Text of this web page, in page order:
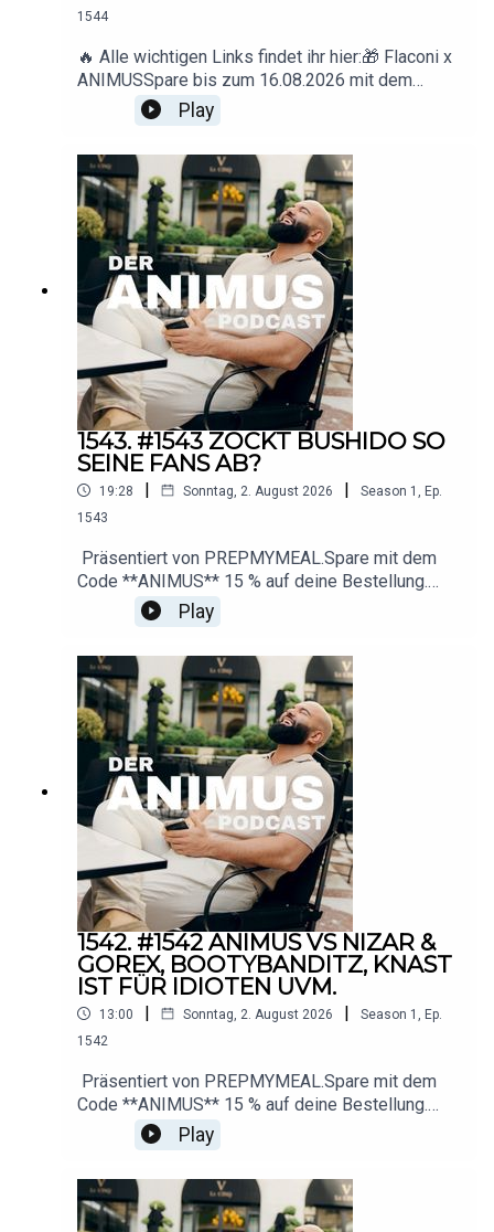
1544
🔥 Alle wichtigen Links findet ihr hier:🎁 Flaconi x
ANIMUSSpare bis zum 16.08.2026 mit dem
Code ANIMUS 15 € ab 89 € Mindestbestellwert.
🇩🇪 Deutschland: www.flaconi.de🇦🇹
Schweiz: www.flaconi.ch* Ausgeschlossene
Marken und Produkte sind auf der jeweiligen
Flaconi-Website
einsehbar.▶️ YouTube: https://www.youtube.com/
@animus_offiziell
📸 Instagram: https://www.instagram.com/animus
📩 Business-
Anfragen: deranimuspodcast@gmail.com
Play
1543. #1543 ZOCKT BUSHIDO SO
SEINE FANS AB?
19:28 | Sonntag, 2. August 2026 | Season 1
Ep.
1543
Präsentiert von PREPMYMEAL.Spare mit dem
Code **ANIMUS** 15 % auf deine Bestellung.
Durch die aktuelle Summer-Sale-Aktion sind
sogar bis zu 25 % Ersparnis
s────────────── YouTubehttps://www.yout
ube.com/@animus_offiziell Instagramhttps://ww
w.instagram.com/animus Businessderanimuspod
cast@gmail.com
Play
1542. #1542 ANIMUS VS NIZAR &
GOREX, BOOTYBANDITZ, KNAST
IST FÜR IDIOTEN UVM.
13:00 | Sonntag, 2. August 2026 | Season 1
Ep.
1542
Präsentiert von PREPMYMEAL.Spare mit dem
Code **ANIMUS** 15 % auf deine Bestellung.
Durch die aktuelle Summer-Sale-Aktion sind
sogar bis zu 25 % Ersparnis
s────────────── YouTubehttps://www.yout
ube.com/@animus_offiziell Instagramhttps://ww
Play